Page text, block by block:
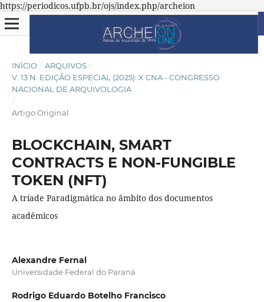
https://periodicos.ufpb.br/ojs/index.php/archeion
INÍCIO / ARQUIVOS /
V. 13 N. EDIÇÃO ESPECIAL (2025): X CNA - CONGRESSO
NACIONAL DE ARQUIVOLOGIA
/
Artigo Original
BLOCKCHAIN, SMART
CONTRACTS E NON-FUNGIBLE
TOKEN (NFT)
A tríade Paradigmática no âmbito dos documentos
acadêmicos
Alexandre Fernal
Universidade Federal do Paraná
Rodrigo Eduardo Botelho Francisco